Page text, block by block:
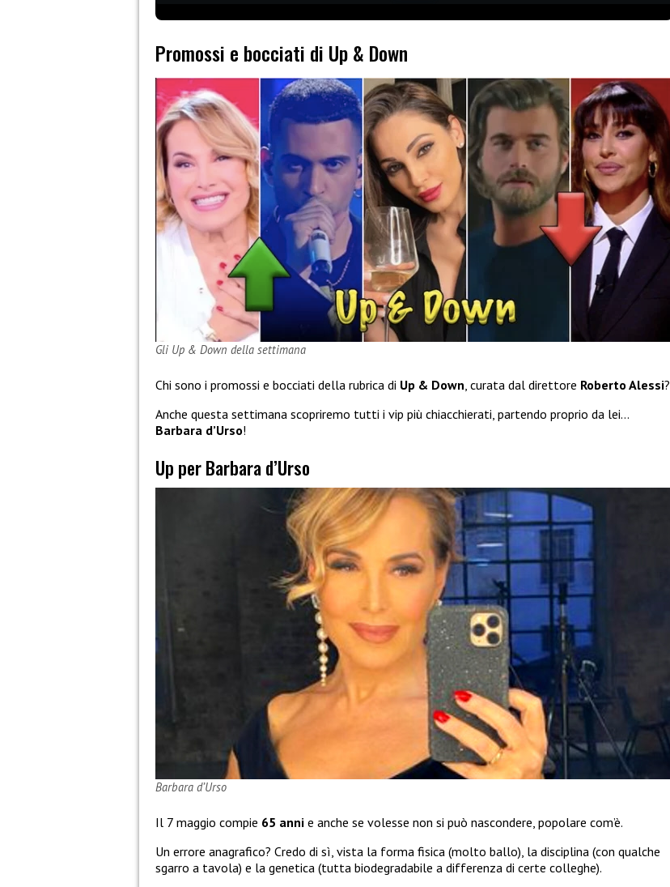
Promossi e bocciati di Up & Down
Gli Up & Down della settimana
Chi sono i promossi e bocciati della rubrica di Up & Down, curata dal direttore Roberto Alessi?
Anche questa settimana scopriremo tutti i vip più chiacchierati, partendo proprio da lei…
Barbara d’Urso!
Up per Barbara d’Urso
Barbara d’Urso
Il 7 maggio compie 65 anni e anche se volesse non si può nascondere, popolare com’è.
Un errore anagrafico? Credo di sì, vista la forma fisica (molto ballo), la disciplina (con qualche
sgarro a tavola) e la genetica (tutta biodegradabile a differenza di certe colleghe).